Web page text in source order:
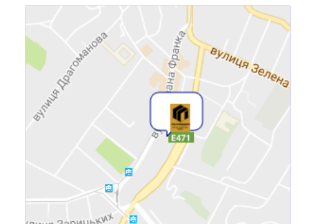
Ссылка для мобильных устройств